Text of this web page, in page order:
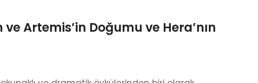
Artemis’in Doğumu ve Hera’nın